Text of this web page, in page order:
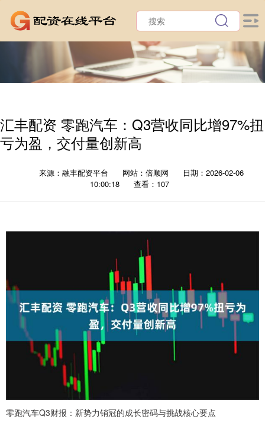
汇丰配资 零跑汽车：Q3营收同比增97%扭
亏为盈，交付量创新高
来源：融丰配资平台 网站：倍顺网
日期：2026-02-06
10:00:18
查看：107
零跑汽车Q3财报：新势力销冠的成长密码与挑战核心要点